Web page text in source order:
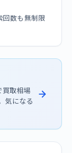
回数も無制限
買取相場
気になる